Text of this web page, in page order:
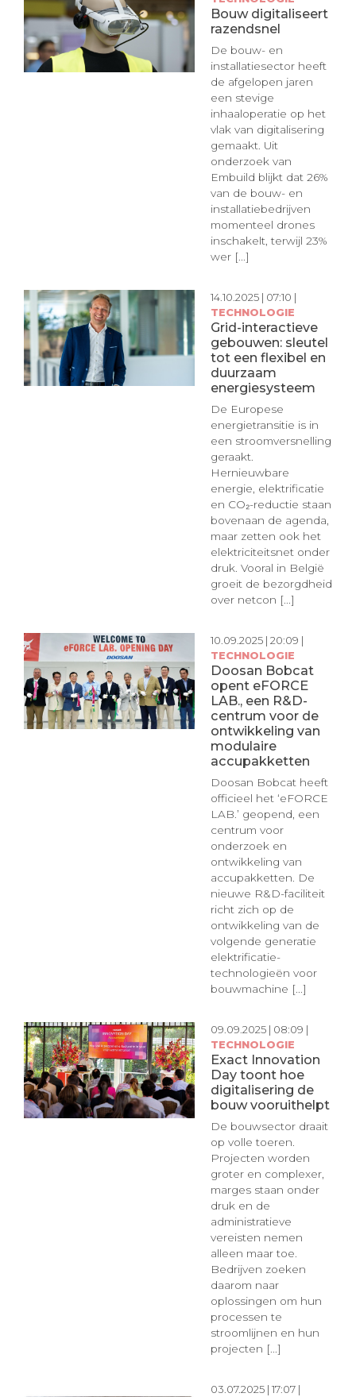
Bouw digitaliseert
razendsnel
De bouw- en
installatiesector heeft
de afgelopen jaren
een stevige
inhaaloperatie op het
vlak van digitalisering
gemaakt. Uit
onderzoek van
Embuild blijkt dat 26%
van de bouw- en
installatiebedrijven
momenteel drones
inschakelt, terwijl 23%
wer [...]
14.10.2025 | 07:10 |
TECHNOLOGIE
Grid-interactieve
gebouwen: sleutel
tot een flexibel en
duurzaam
energiesysteem
De Europese
energietransitie is in
een stroomversnelling
geraakt.
Hernieuwbare
energie, elektrificatie
en CO₂-reductie staan
bovenaan de agenda,
maar zetten ook het
elektriciteitsnet onder
druk. Vooral in België
groeit de bezorgdheid
over netcon [...]
10.09.2025 | 20:09 |
TECHNOLOGIE
Doosan Bobcat
opent eFORCE
LAB., een R&D-
centrum voor de
ontwikkeling van
modulaire
accupakketten
Doosan Bobcat heeft
officieel het ‘eFORCE
LAB.’ geopend, een
centrum voor
onderzoek en
ontwikkeling van
accupakketten. De
nieuwe R&D-faciliteit
richt zich op de
ontwikkeling van de
volgende generatie
elektrificatie-
technologieën voor
bouwmachine [...]
09.09.2025 | 08:09 |
TECHNOLOGIE
Exact Innovation
Day toont hoe
digitalisering de
bouw vooruithelpt
De bouwsector draait
op volle toeren.
Projecten worden
groter en complexer,
marges staan onder
druk en de
administratieve
vereisten nemen
alleen maar toe.
Bedrijven zoeken
daarom naar
oplossingen om hun
processen te
stroomlijnen en hun
projecten [...]
03.07.2025 | 17:07 |